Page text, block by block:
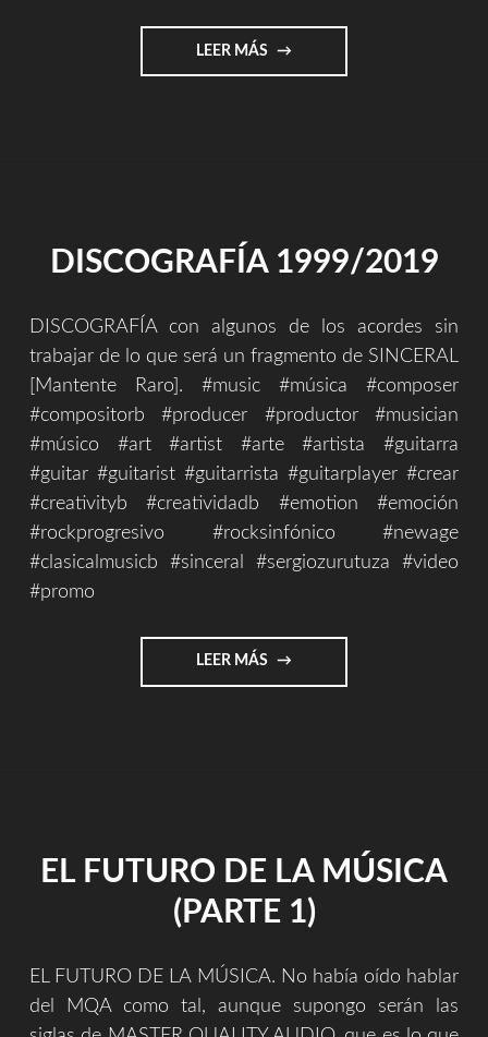
LEER MÁS "LOCURARTE.COM"
DISCOGRAFÍA 1999/2019
DISCOGRAFÍA con algunos de los acordes sin
trabajar de lo que será un fragmento de SINCERAL
[Mantente Raro]. #music #música #composer
#compositorb #producer #productor #musician
#músico #art #artist #arte #artista #guitarra
#guitar #guitarist #guitarrista #guitarplayer #crear
#creativityb #creatividadb #emotion #emoción
#rockprogresivo #rocksinfónico #newage
#clasicalmusicb #sinceral #sergiozurutuza #video
#promo
LEER MÁS "DISCOGRAFÍA
1999/2019"
EL FUTURO DE LA MÚSICA
(PARTE 1)
EL FUTURO DE LA MÚSICA. No había oído hablar
del MQA como tal, aunque supongo serán las